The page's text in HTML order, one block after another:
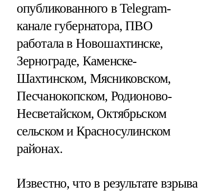
опубликованного в Telegram-
канале губернатора, ПВО
работала в Новошахтинске,
Зернограде, Каменске-
Шахтинском, Мясниковском,
Песчанокопском, Родионово-
Несветайском, Октябрьском
сельском и Красносулинском
районах.
Известно, что в результате взрыва